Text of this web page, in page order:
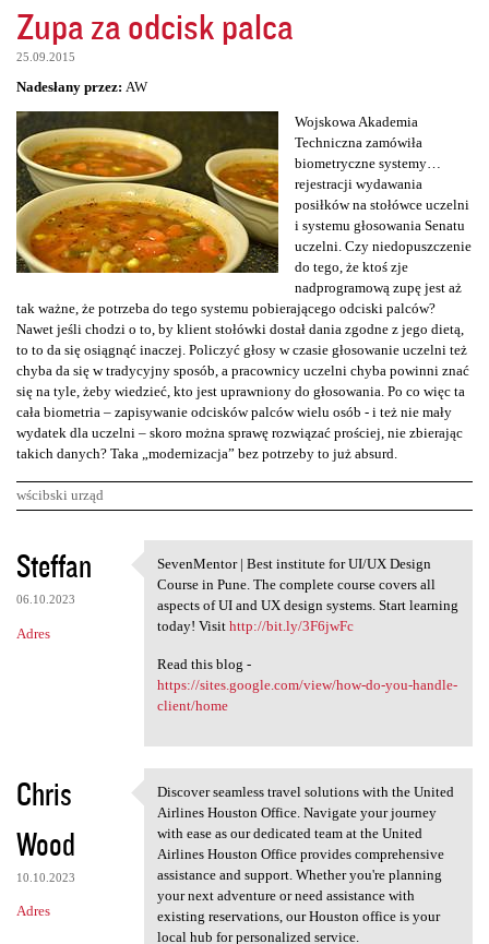
Zupa za odcisk palca
25.09.2015
Nadesłany przez: AW
Wojskowa Akademia
Techniczna zamówiła
biometryczne systemy…
rejestracji wydawania
posiłków na stołówce uczelni
i systemu głosowania Senatu
uczelni. Czy niedopuszczenie
do tego, że ktoś zje
nadprogramową zupę jest aż
tak ważne, że potrzeba do tego systemu pobierającego odciski palców?
Nawet jeśli chodzi o to, by klient stołówki dostał dania zgodne z jego dietą,
to to da się osiągnąć inaczej. Policzyć głosy w czasie głosowanie uczelni też
chyba da się w tradycyjny sposób, a pracownicy uczelni chyba powinni znać
się na tyle, żeby wiedzieć, kto jest uprawniony do głosowania. Po co więc ta
cała biometria – zapisywanie odcisków palców wielu osób - i też nie mały
wydatek dla uczelni – skoro można sprawę rozwiązać prościej, nie zbierając
takich danych? Taka „modernizacja” bez potrzeby to już absurd.
wścibski urząd
K
o
m
e
z
e
Steffan
06.10.2023
Adres
SevenMentor | Best institute
SevenMentor | Best institute for UI/UX Design
Course in Pune. The complete course covers all
aspects of UI and UX design systems. Start learning
today! Visit http://bit.ly/3F6jwFc
Read this blog -
https://sites.google.com/view/how-do-you-handle-
client/home
Chris
Wood
10.10.2023
Adres
Discover seamless travel
Discover seamless travel solutions with the United
Airlines Houston Office. Navigate your journey
with ease as our dedicated team at the United
Airlines Houston Office provides comprehensive
assistance and support. Whether you're planning
your next adventure or need assistance with
existing reservations, our Houston office is your
local hub for personalized service.